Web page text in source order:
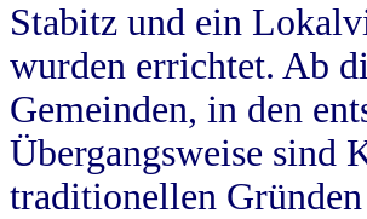
Stabitz und ein
wurden errichtet. Ab
Gemeinden, in den
Übergangsweise sind
traditionellen